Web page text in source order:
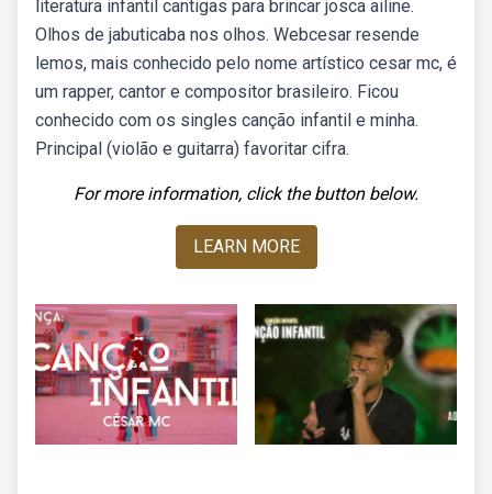
literatura infantil cantigas para brincar josca ailine.
Olhos de jabuticaba nos olhos. Webcesar resende
lemos, mais conhecido pelo nome artístico cesar mc, é
um rapper, cantor e compositor brasileiro. Ficou
conhecido com os singles canção infantil e minha.
Principal (violão e guitarra) favoritar cifra.
For more information, click the button below.
LEARN MORE